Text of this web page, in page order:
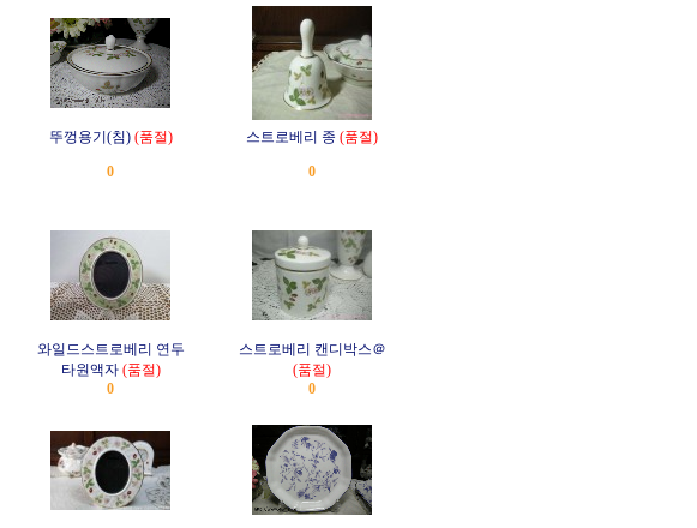
뚜껑용기(침) (품절)
0
스트로베리 종 (품절)
0
와일드스트로베리 연두
타원액자 (품절)
0
스트로베리 캔디박스＠
(품절)
0